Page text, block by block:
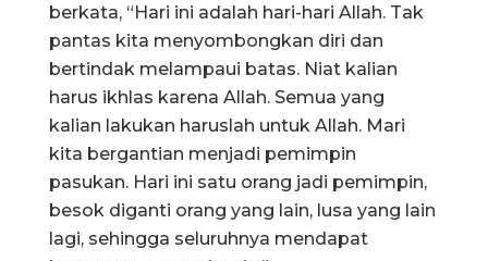
berkata, “Hari ini adalah hari-hari Allah. Tak
pantas kita menyombongkan diri dan
bertindak melampaui batas. Niat kalian
harus ikhlas karena Allah. Semua yang
kalian lakukan haruslah untuk Allah. Mari
kita bergantian menjadi pemimpin
pasukan. Hari ini satu orang jadi pemimpin,
besok diganti orang yang lain, lusa yang lain
lagi, sehingga seluruhnya mendapat